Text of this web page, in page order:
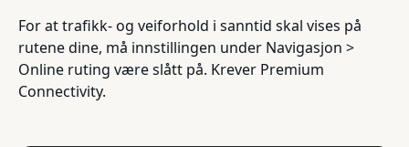
For at trafikk- og veiforhold i sanntid skal vises på
rutene dine, må innstillingen under Navigasjon >
Online ruting være slått på. Krever Premium
Connectivity.